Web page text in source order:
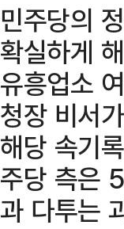
민주당의
확실하게
유흥업소
청장 비서
해당 속기
주당 측은
과 다투는